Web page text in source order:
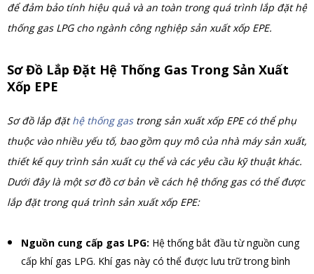
để đảm bảo tính hiệu quả và an toàn trong quá trình lắp đặt hệ
thống gas LPG cho ngành công nghiệp sản xuất xốp EPE.
Sơ Đồ Lắp Đặt Hệ Thống Gas Trong Sản Xuất
Xốp EPE
Sơ đồ lắp đặthệ thống gastrong sản xuất xốp EPE có thể phụ
thuộc vào nhiều yếu tố, bao gồm quy mô của nhà máy sản xuất,
thiết kế quy trình sản xuất cụ thể và các yêu cầu kỹ thuật khác.
Dưới đây là một sơ đồ cơ bản về cách hệ thống gas có thể được
lắp đặt trong quá trình sản xuất xốp EPE:
Nguồn cung cấp gas LPG: Hệ thống bắt đầu từ nguồn cung
cấp khí gas LPG. Khí gas này có thể được lưu trữ trong bình